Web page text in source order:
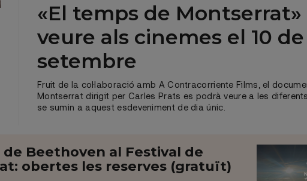
«El temps de Montserrat»
veure als cinemes el 10 de
setembre
Fruit de la col·laboració amb A Contracorriente Films, el
Montserrat dirigit per Carles Prats es podrà veure a les
se sumin a aquest esdeveniment de dia únic.
de Beethoven al Festival de
obertes les reserves (gratuït)